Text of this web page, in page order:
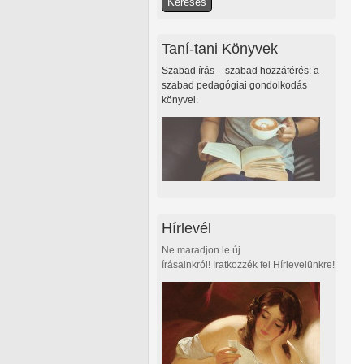
Taní-tani Könyvek
Szabad írás – szabad hozzáférés: a
szabad pedagógiai gondolkodás
könyvei.
Hírlevél
Ne maradjon le új
írásainkról! Iratkozzék fel Hírlevelünkre!